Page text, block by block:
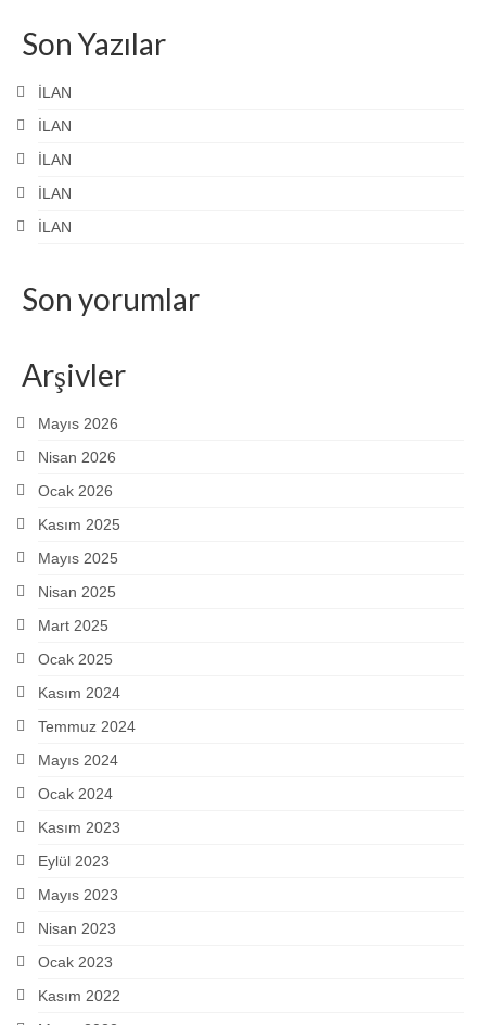
Son Yazılar
İLAN
İLAN
İLAN
İLAN
İLAN
Son yorumlar
Arşivler
Mayıs 2026
Nisan 2026
Ocak 2026
Kasım 2025
Mayıs 2025
Nisan 2025
Mart 2025
Ocak 2025
Kasım 2024
Temmuz 2024
Mayıs 2024
Ocak 2024
Kasım 2023
Eylül 2023
Mayıs 2023
Nisan 2023
Ocak 2023
Kasım 2022